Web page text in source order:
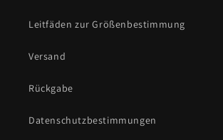
Leitfäden zur Größenbestimmung
Versand
Rückgabe
Datenschutzbestimmungen